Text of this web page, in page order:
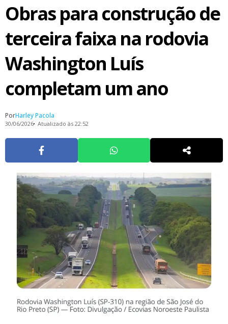
Obras para construção de
terceira faixa na rodovia
Washington Luís
completam um ano
PorHarley Pacola
30/06/2026 Atualizado às 22:52